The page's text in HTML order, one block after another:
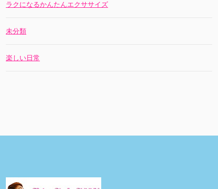
ラクになるかんたんエクササイズ
未分類
楽しい日常